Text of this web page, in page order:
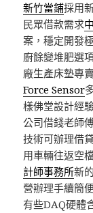
新竹當鋪採用
民眾借款需求
案，穩定開發
廚餘變堆肥選
廠生產床墊專
Force Sensor
樣佛堂設計經
公司借錢老師
技術可辦理借
用車輛往返空
計師事務所新
營辦理手續簡
有些DAQ硬體